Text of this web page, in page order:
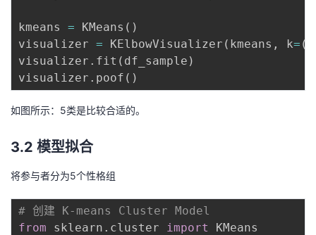
kmeans = KMeans ( )
visualizer = KElbowVisualizer ( kmeans , k= (
visualizer . fit ( df_sample )
visualizer . poof ( )
如图所示：5类是比较合适的。
3.2 模型拟合
将参与者分为5个性格组
# 创建 K-means Cluster Model
from sklearn . cluster import KMeans